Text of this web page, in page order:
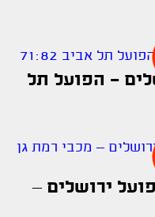
ירושלים - הפועל תל
משחק 3: הפועל ירושלים –